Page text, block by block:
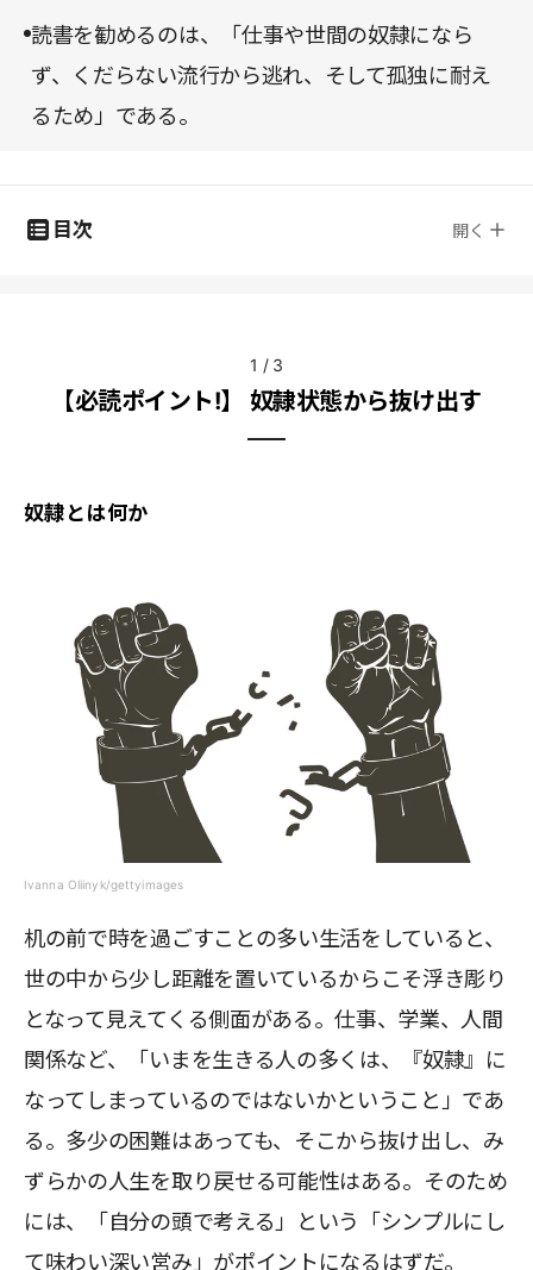
読書を勧めるのは、「仕事や世間の奴隷になら
ず、くだらない流行から逃れ、そして孤独に耐え
るため」である。
目次 開く
1 / 3
【必読ポイント!】 奴隷状態から抜け出す
奴隷とは何か
Ivanna Oliinyk/gettyimages
机の前で時を過ごすことの多い生活をしていると、
世の中から少し距離を置いているからこそ浮き彫り
となって見えてくる側面がある。仕事、学業、人間
関係など、「いまを生きる人の多くは、『奴隷』に
なってしまっているのではないかということ」であ
る。多少の困難はあっても、そこから抜け出し、み
ずらかの人生を取り戻せる可能性はある。そのため
には、「自分の頭で考える」という「シンプルにし
て味わい深い営み」がポイントになるはずだ。